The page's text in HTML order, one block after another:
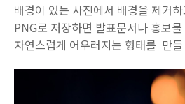
배경이 있는 사진에서 배경을 제거
PNG로 저장하면 발표문서나 홍보
자연스럽게 어우러지는 형태를 만